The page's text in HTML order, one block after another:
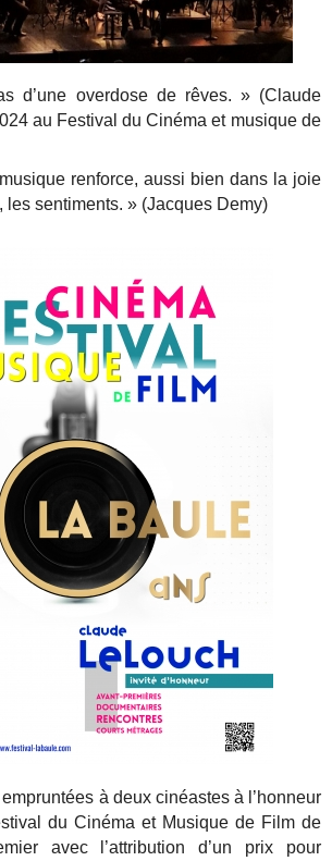
d’une overdose de rêves. » (Claude
au Festival du Cinéma et musique de
renforce, aussi bien dans la joie
les sentiments. » (Jacques Demy)
à deux cinéastes à l’honneur
du Cinéma et Musique de Film de
avec l’attribution d’un prix pour